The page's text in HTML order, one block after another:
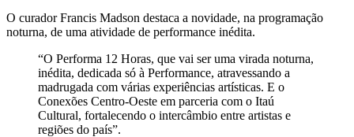
O curador Francis Madson destaca a novidade, na programação
noturna, de uma atividade de performance inédita.
“O Performa 12 Horas, que vai ser uma virada noturna,
inédita, dedicada só à Performance, atravessando a
madrugada com várias experiências artísticas. E o
Conexões Centro-Oeste em parceria com o Itaú
Cultural, fortalecendo o intercâmbio entre artistas e
regiões do país”.